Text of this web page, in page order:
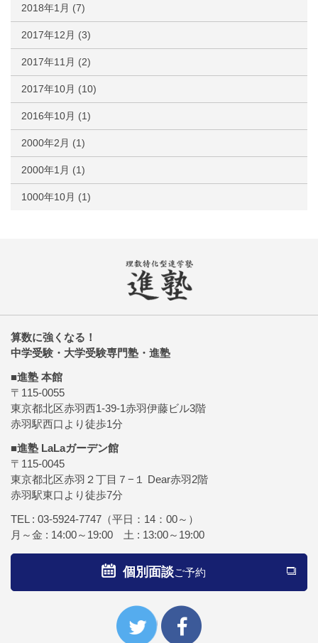
2018年1月 (7)
2017年12月 (3)
2017年11月 (2)
2017年10月 (10)
2016年10月 (1)
2000年2月 (1)
2000年1月 (1)
1000年10月 (1)
算数に強くなる！
中学受験・大学受験専門塾・進塾
■進塾 本館
〒115-0055
東京都北区赤羽西1-39-1赤羽伊藤ビル3階
赤羽駅西口より徒歩1分
■進塾 LaLaガーデン館
〒115-0045
東京都北区赤羽２丁目７−１ Dear赤羽2階
赤羽駅東口より徒歩7分
TEL : 03-5924-7747 （平日：14：00～）
月～金 : 14:00～19:00 土 : 13:00～19:00
個別面談ご予約